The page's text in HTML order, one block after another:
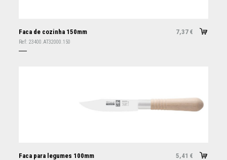
Faca de cozinha 150mm 7,37 €
Ref: 23400.AT32000.150
Faca para legumes 100mm 5,41 €